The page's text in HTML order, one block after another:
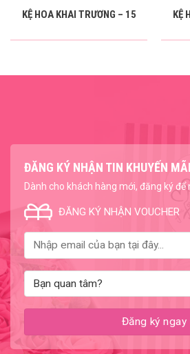
KỆ HOA KHAI TRƯƠNG – 15 KỆ
ĐĂNG KÝ NHẬN TIN KHUYẾN MÃI
Dành cho khách hàng mới, đăng ký
ĐĂNG KÝ NHẬN VOUCHER